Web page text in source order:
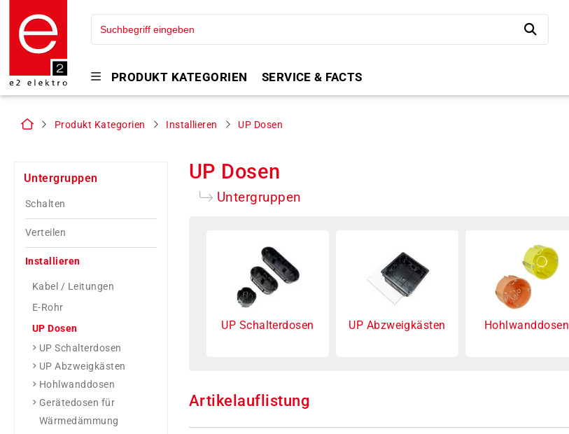
PRODUKT KATEGORIEN SERVICE & FACTS
Produkt Kategorien Installieren UP Dosen
Untergruppen
Schalten
Verteilen
Installieren
Kabel / Leitungen
E-Rohr
UP Dosen
UP Schalterdosen
UP Abzweigkästen
Hohlwanddosen
Gerätedosen für
Wärmedämmung
UP Dosen
Untergruppen
UP Schalterdosen UP Abzweigkästen Hohlwanddosen
Artikelauflistung